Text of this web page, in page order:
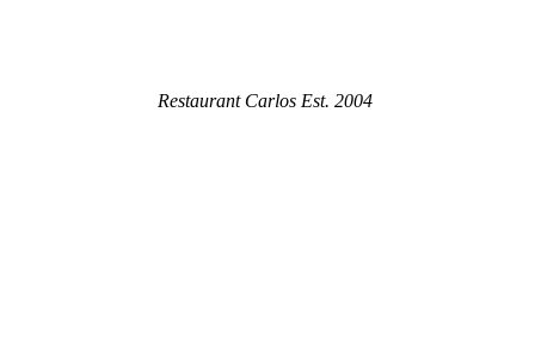
Restaurant Carlos Est. 2004